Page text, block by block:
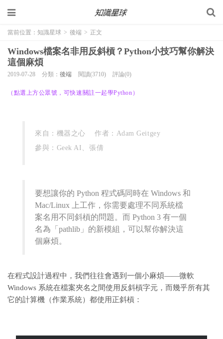
當前位置： 知識星球 > 後端 > 正文
Windows檔案名非用反斜槓？Python小技巧幫你解決
這個麻煩
2019-07-28 分類： 後端 閱讀(3710) 評論(0)
（點選上方公眾號，可快速關註一起學Python）
來自：機器之心 作者：Adam Geitgey
參與：Geek AI、張倩
要想讓你的 Python 程式碼同時在 Windows 和
Mac/Linux 上工作，你需要處理不同系統檔
案名用不同斜槓的問題。 而 Python 3 有一個
名為「pathlib」的新模組，可以幫你解決這
個麻煩。
在程式設計過程中，我們往往會遇到一個小麻煩——微軟
Windows 系統在檔案夾名之間使用反斜槓字元，而幾乎所有其
它的計算機（作業系統）都使用正斜槓：